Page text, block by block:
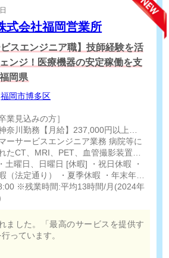
式会社福岡営業所
ビスエンジニア職】技師経験を活
ンジ！医療機器の安定稼働を支
岡県
福岡市博多区
業見込みの方］
奈川勤務【月給】237,000円以上
の勤務【月給】230,000円以上
専門学校卒業見込みの方］
奈川勤務【月給】233,000円以上
の勤務【月給】226,000円以上
、20時間を超える時間外労働分につ
割増賃金を追加で支給します
当]
ーサービスエンジニア業務 病院等に
たCT、MRI、PET、血管撮影装置等
ナンスを実施 3ヶ月から半年毎に行う
や、装置の障害発生時の修理対応、装
替えや新規の据え付け作業等
、日曜日 [休暇] ・祝日休暇 ・
（法定通り） ・夏季休暇 ・年末年始
弔休暇 ・産前・産後休暇 ・育児休暇
暇
※残業時間:平均13時間/月(2024年
ました。「最高のサービスを提供す
っています。